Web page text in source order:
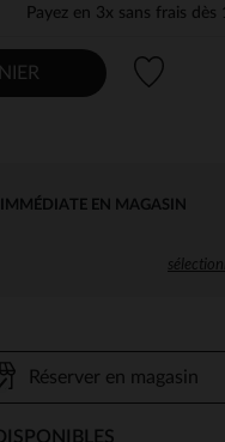
Payez en 3x sans frais
EN MAGASIN
Réserver en magasin